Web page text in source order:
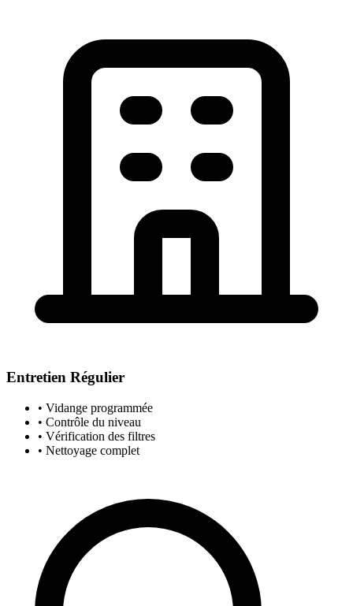
Entretien Régulier
• Vidange programmée
• Contrôle du niveau
• Vérification des filtres
• Nettoyage complet